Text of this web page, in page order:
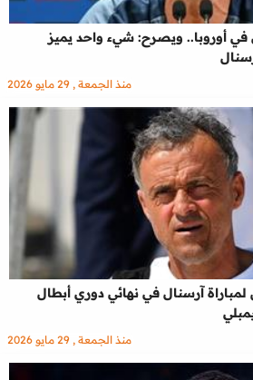
يحدد أفضل 3 فرق في أوروبا.. ويصرح: شيء واحد يميز
منذ الجمعة , 29 مايو 2026
آرسنال في نهائي دوري أبطال
منذ الجمعة , 29 مايو 2026